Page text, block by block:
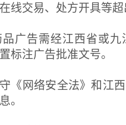
线交易、处方开具等
告需经江西省或九
标注广告批准文号。
网络安全法》和江西
。